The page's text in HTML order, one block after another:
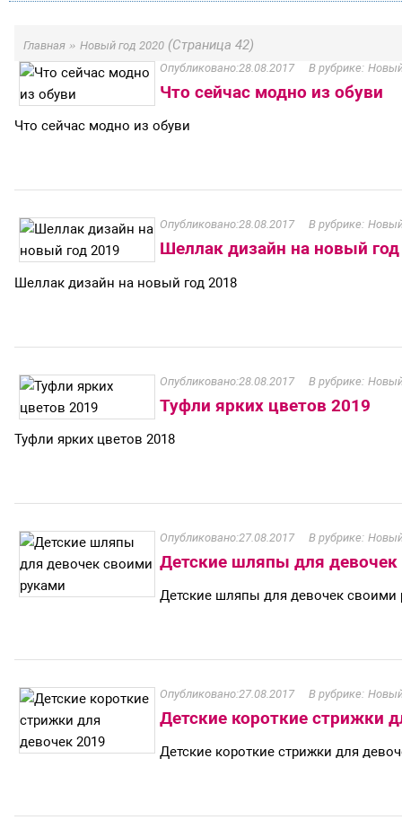
Главная » Новый год 2020 (Страница 42)
28.08.2017
Что сейчас модно из обуви
Что сейчас модно из обуви
28.08.2017
Шеллак дизайн на новый
Шеллак дизайн на новый год 2018
28.08.2017
Туфли ярких цветов 2019
Туфли ярких цветов 2018
27.08.2017
Детские шляпы для
Детские шляпы для девочек своими
27.08.2017
Детские короткие стрижки
Детские короткие стрижки для